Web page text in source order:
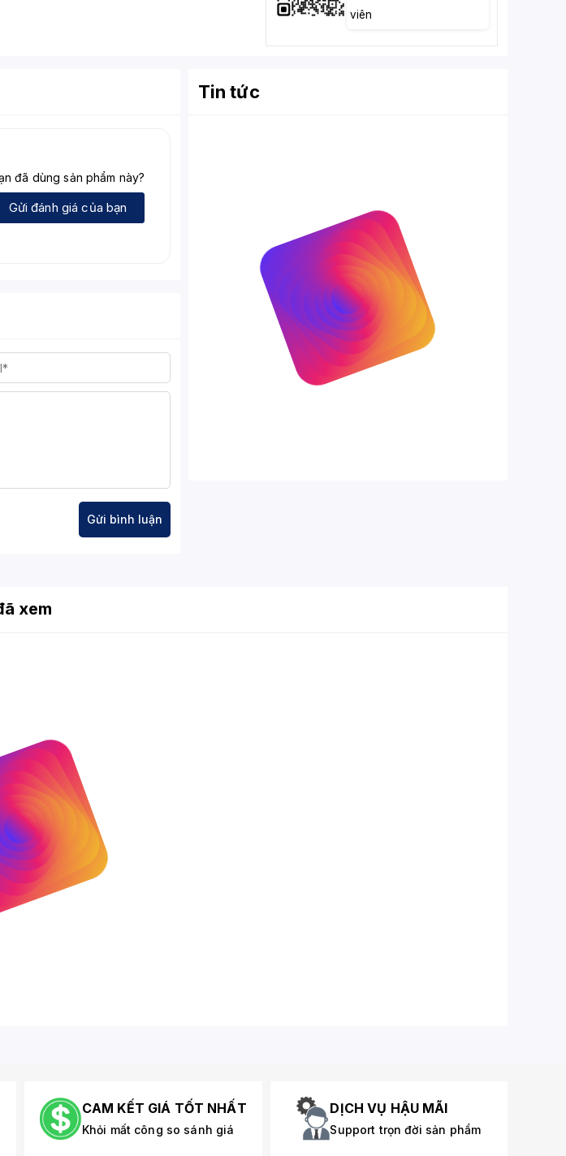
viên
đã dùng sản phẩm này?
Gửi đánh giá của bạn
Tin tức
xem
CAM KẾT GIÁ TỐT NHẤT
Khỏi mất công so sánh giá
DỊCH VỤ HẬU MÃI
Support trọn đời sản phẩm